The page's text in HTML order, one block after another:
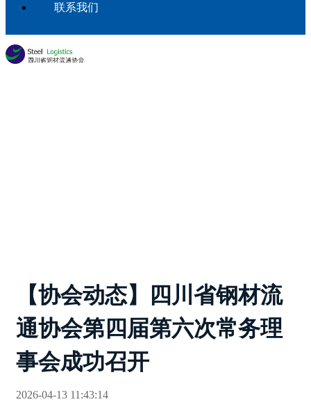
联系我们
【协会动态】四川省钢材流
通协会第四届第六次常务理
事会成功召开
2026-04-13 11:43:14